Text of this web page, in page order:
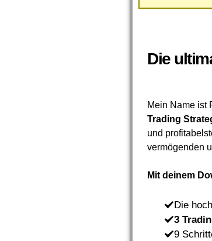
Die
Mein Name ist
Trading
und
vermögenden
Mit deinem
Die
3
9